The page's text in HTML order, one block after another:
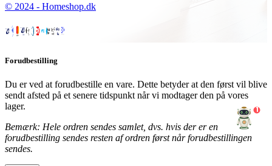
© 2024 - Homeshop.dk
Forudbestilling
Du er ved at forudbestille en vare. Dette betyder at den først vil blive
sendt afsted på et senere tidspunkt når vi modtager den på vores
lager.
Bemærk: Hele ordren sendes samlet, dvs. hvis der er en
forudbestilling sendes resten af ordren først når forudbestillingen
sendes.
1